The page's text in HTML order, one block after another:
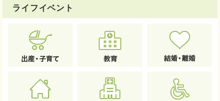
ライフイベント